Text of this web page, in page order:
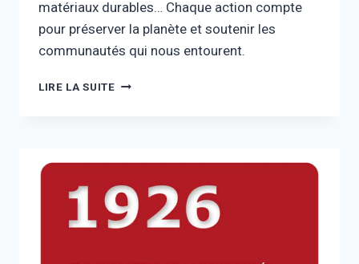
matériaux durables… Chaque action compte
pour préserver la planète et soutenir les
communautés qui nous entourent.
LIRE LA SUITEMIL’S :